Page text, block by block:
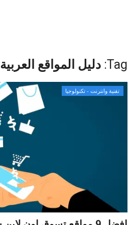
منوعات
عرب داون
Gallery
Tag: دليل المواقع العربية
تقنية وانترنت - تكنولوجيا